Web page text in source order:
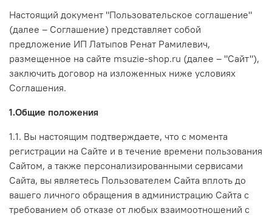
Настоящий документ "Пользовательское соглашение"
(далее – Соглашение) представляет собой
предложение ИП Латыпов Ренат Рамилевич,
размещенное на сайте msuzie-shop.ru (далее – "Сайт"),
заключить договор на изложенных ниже условиях
Соглашения.
1.Общие положения
1.1. Вы настоящим подтверждаете, что с момента
регистрации на Сайте и в течение времени пользования
Сайтом, а также персонализированными сервисами
Сайта, вы являетесь Пользователем Сайта вплоть до
вашего личного обращения в администрацию Сайта с
требованием об отказе от любых взаимоотношений с